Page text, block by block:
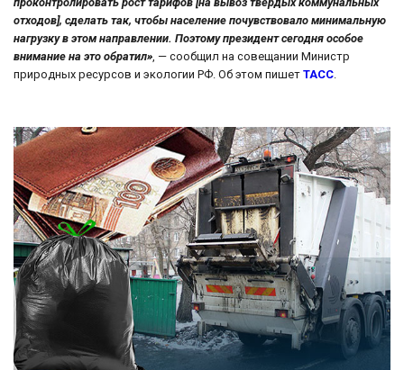
отходов], сделать так, чтобы население почувствовало минимальную
нагрузку в этом направлении. Поэтому президент сегодня особое
внимание на это обратил», — сообщил на совещании Министр
природных ресурсов и экологии РФ. Об этом пишет ТАСС.